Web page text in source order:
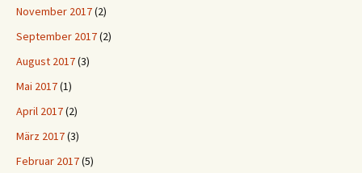
November 2017(2)
September 2017(2)
August 2017(3)
Mai 2017(1)
April 2017(2)
März 2017(3)
Februar 2017(5)